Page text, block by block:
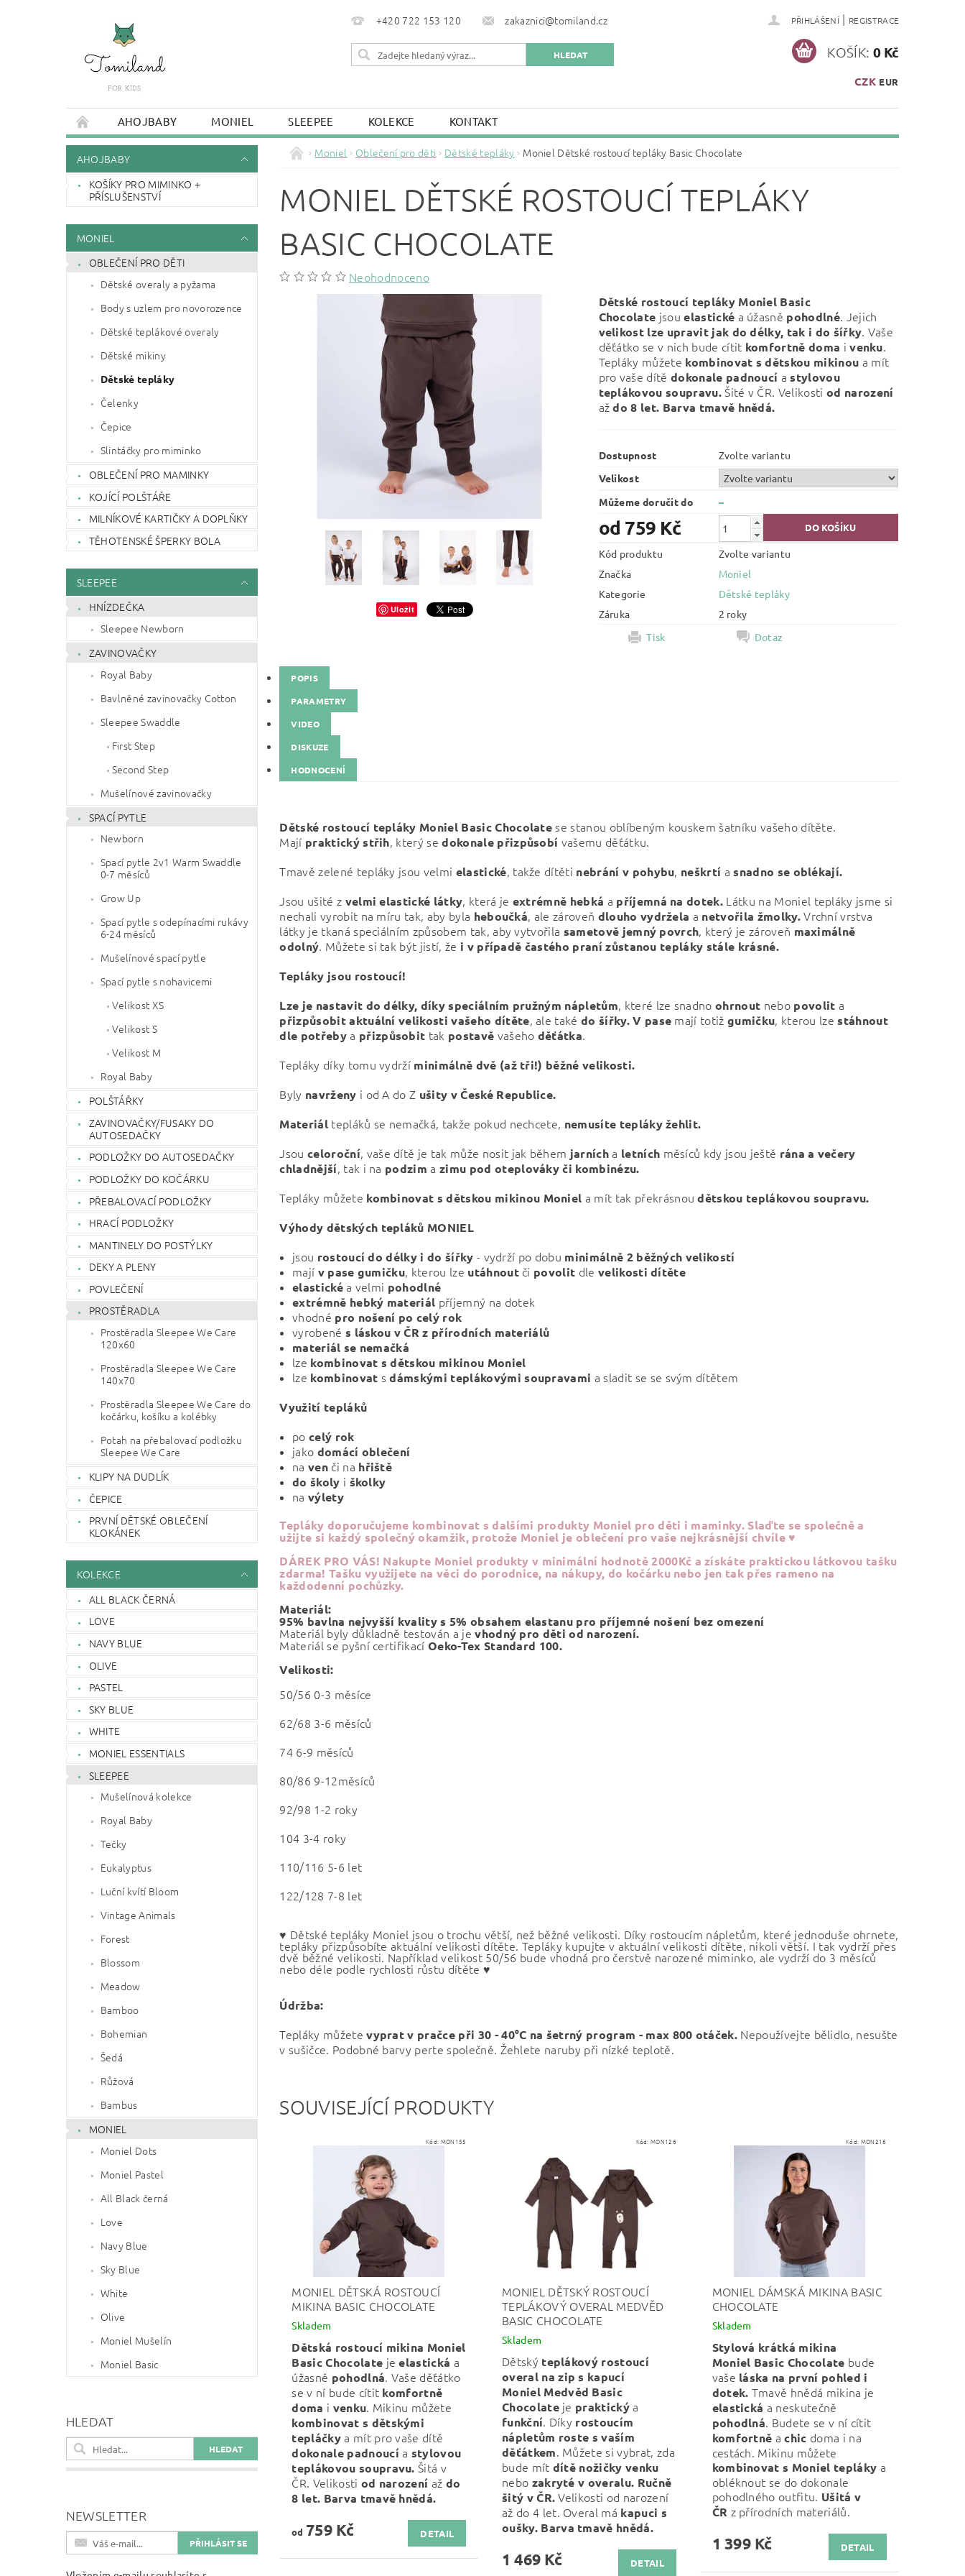
+420 722 153 120 zakaznici@tomiland.cz PŘIHLÁŠENÍ | REGISTRACE
CZK EUR
KOŠÍK: 0 Kč
AHOJBABY MONIEL SLEEPEE KOLEKCE KONTAKT
AHOJBABY
KOŠÍKY PRO MIMINKO +
PŘÍSLUŠENSTVÍ
MONIEL
OBLEČENÍ PRO DĚTI
Dětské overaly a pyžama
Body s uzlem pro novorozence
Dětské teplákové overaly
Dětské mikiny
Dětské tepláky
Čelenky
Čepice
Slintáčky pro miminko
OBLEČENÍ PRO MAMINKY
KOJÍCÍ POLŠTÁŘE
MILNÍKOVÉ KARTIČKY A DOPLŇKY
TĚHOTENSKÉ ŠPERKY BOLA
SLEEPEE
HNÍZDEČKA
Sleepee Newborn
ZAVINOVAČKY
Royal Baby
Bavlněné zavinovačky Cotton
Sleepee Swaddle
First Step
Second Step
Mušelínové zavinovačky
SPACÍ PYTLE
Newborn
Spací pytle 2v1 Warm Swaddle
0-7 měsíců
Grow Up
Spací pytle s odepínacími rukávy
6-24 měsíců
Mušelínové spací pytle
Spací pytle s nohavicemi
Velikost XS
Velikost S
Velikost M
Royal Baby
POLŠTÁŘKY
ZAVINOVAČKY/FUSAKY DO
AUTOSEDAČKY
PODLOŽKY DO AUTOSEDAČKY
PODLOŽKY DO KOČÁRKU
PŘEBALOVACÍ PODLOŽKY
HRACÍ PODLOŽKY
MANTINELY DO POSTÝLKY
DEKY A PLENY
POVLEČENÍ
PROSTĚRADLA
Prostěradla Sleepee We Care
120x60
Prostěradla Sleepee We Care
140x70
Prostěradla Sleepee We Care do
kočárku, košíku a kolébky
Potah na přebalovací podložku
Sleepee We Care
KLIPY NA DUDLÍK
ČEPICE
PRVNÍ DĚTSKÉ OBLEČENÍ
KLOKÁNEK
KOLEKCE
ALL BLACK ČERNÁ
LOVE
NAVY BLUE
OLIVE
PASTEL
SKY BLUE
WHITE
MONIEL ESSENTIALS
SLEEPEE
Mušelínová kolekce
Royal Baby
Tečky
Eukalyptus
Luční kvítí Bloom
Vintage Animals
Forest
Blossom
Meadow
Bamboo
Bohemian
Šedá
Růžová
Bambus
MONIEL
Moniel Dots
Moniel Pastel
All Black černá
Love
Navy Blue
Sky Blue
White
Olive
Moniel Mušelín
Moniel Basic
HLEDAT
NEWSLETTER
Moniel Oblečení pro děti Dětské tepláky Moniel Dětské rostoucí tepláky Basic Chocolate
MONIEL DĚTSKÉ ROSTOUCÍ TEPLÁKY
BASIC CHOCOLATE
Neohodnoceno
Uložit
Dětské rostoucí tepláky Moniel Basic
Chocolate jsouelastické a úžasně pohodlné. Jejich
velikost lze upravit jak do délky, tak i do šířky. Vaše
děťátko se v nich bude cítit komfortně doma ivenku.
Tepláky můžete kombinovat s dětskou mikinou a mít
pro vaše dítě dokonale padnoucí a stylovou
teplákovou soupravu.Šité v ČR. Velikosti od narození
aždo 8 let. Barva tmavě hnědá.
Dostupnost
Zvolte variantu
Velikost
Můžeme doručit do
–
od 759 Kč
Kód produktu
Zvolte variantu
Značka
Moniel
Kategorie
Dětské tepláky
Záruka
2 roky
Tisk
Dotaz
POPIS
PARAMETRY
VIDEO
DISKUZE
HODNOCENÍ
Dětské rostoucí tepláky Moniel BasicChocolatese stanou oblíbeným kouskem šatníku vašeho dítěte.
Mají praktický střih, který sedokonale přizpůsobí vašemu děťátku.
Tmavě zelené tepláky jsou velmi elastické, takže dítěti nebrání v pohybu, neškrtí a snadno se oblékají.
Jsou ušité z velmi elastické látky, která je extrémně hebká a příjemná na dotek. Látku na Moniel tepláky jsme si
nechali vyrobit na míru tak, aby byla heboučká, ale zároveň dlouho vydržela a netvořila žmolky. Vrchní vrstva
látky je tkaná speciálním způsobem tak, aby vytvořila sametově jemný povrch, který je zároveň maximálně
odolný. Můžete si tak být jistí, že i v případě častého praní zůstanou tepláky stále krásné.
Tepláky jsou rostoucí!
Lze je nastavit do délky, díkyspeciálním pružným nápletům, které lze snadnoohrnout nebopovolit a
přizpůsobit aktuální velikosti vašeho dítěte, ale také do šířky. V pase mají totiž gumičku, kterou lzestáhnout
dle potřebya přizpůsobit tak postavě vašeho děťátka.
Tepláky díky tomu vydrží minimálně dvě (až tři!) běžné velikosti.
Byly navrženy i od A do Z ušity v České Republice.
Materiáltepláků se nemačká, takže pokud nechcete, nemusíte tepláky žehlit.
Jsouceloroční, vaše dítě je tak může nosit jak během jarnícha letních měsíců kdy jsou ještě rána a večery
chladnější, tak i na podzim azimu pod oteplováky či kombinézu.
Tepláky můžete kombinovat s dětskou mikinou Moniel a mít tak překrásnoudětskou teplákovou soupravu.
Výhody dětských tepláků MONIEL
jsou rostoucí do délky i do šířky - vydrží po dobu minimálně 2 běžných velikostí
mají v pase gumičku, kterou lze utáhnoutči povolit dle velikosti dítěte
elastickéa velmi pohodlné
extrémně hebký materiál příjemný na dotek
vhodné pro nošení po celý rok
vyrobené s láskou v ČR z přírodních materiálů
materiál se nemačká
lze kombinovat s dětskou mikinou Moniel
lze kombinovat s dámskými teplákovými soupravami a sladit se se svým dítětem
Využití tepláků
po celý rok
jako domácí oblečení
na venči na hřiště
do školy i školky
na výlety
Tepláky doporučujeme kombinovat s dalšími produkty Moniel pro děti i maminky. Slaďte se společně a
užijte si každý společný okamžik, protože Moniel je oblečení pro vaše nejkrásnější chvíle ♥
DÁREK PRO VÁS! Nakupte Moniel produkty v minimální hodnotě 2000Kč a získáte praktickou látkovou tašku
zdarma! Tašku využijete na věci do porodnice, na nákupy, do kočárku nebo jen tak přes rameno na
každodenní pochůzky.
Materiál:
95% bavlna nejvyšší kvality s 5% obsahem elastanu pro příjemné nošení bez omezení
Materiál byly důkladně testován a je vhodný pro děti od narození.
Materiál se pyšní certifikací Oeko-Tex Standard 100.
Velikosti:
50/56 0-3 měsíce
62/68 3-6 měsíců
74 6-9 měsíců
80/86 9-12měsíců
92/98 1-2 roky
104 3-4 roky
110/116 5-6 let
122/128 7-8 let
♥ Dětské tepláky Moniel jsou o trochu větší, než běžné velikosti. Díky rostoucím nápletům, které jednoduše ohrnete,
tepláky přizpůsobíte aktuální velikosti dítěte. Tepláky kupujte v aktuální velikosti dítěte, nikoli větší. I tak vydrží přes
dvě běžné velikosti. Například velikost 50/56 bude vhodná pro čerstvě narozené miminko, ale vydrží do 3 měsíců
nebo déle podle rychlosti růstu dítěte ♥
Údržba:
Tepláky můžetevyprat v pračce při 30 - 40°C na šetrný program - max 800 otáček. Nepoužívejte bělidlo, nesušte
v sušičce. Podobné barvy perte společně. Žehlete naruby při nízké teplotě.
SOUVISEJÍCÍ PRODUKTY
Kód: MON155
MONIEL DĚTSKÁ ROSTOUCÍ
MIKINA BASIC CHOCOLATE
Skladem
Dětská rostoucí mikina Moniel
Basic Chocolate jeelastická a
úžasně pohodlná. Vaše děťátko
se v ní bude cítit komfortně
doma i venku. Mikinu můžete
kombinovat s dětskými
tepláčkya mít pro vaše dítě
dokonale padnoucí a stylovou
teplákovou soupravu. Šitá v
ČR. Velikosti od narození až do
8 let. Barva tmavě hnědá.
od 759 Kč DETAIL
Kód:MON126
MONIEL DĚTSKÝ ROSTOUCÍ
TEPLÁKOVÝ OVERAL MEDVĚD
BASIC CHOCOLATE
Skladem
Dětský teplákový rostoucí
overal na zip s kapucí
Moniel Medvěd Basic
Chocolate je praktickýa
funkční. Díky rostoucím
nápletům roste s vaším
děťátkem. Můžete si vybrat, zda
bude mít dítě nožičky venku
nebo zakryté v overalu. Ručně
šitý v ČR.Velikosti od narození
až do 4 let. Overal má kapuci s
oušky. Barva tmavě hnědá.
1 469 Kč DETAIL
Kód: MON216
MONIEL DÁMSKÁ MIKINA BASIC
CHOCOLATE
Skladem
Stylová krátká mikina
Moniel Basic Chocolate bude
vaše láska na první pohled i
dotek. Tmavě hnědá mikina je
elastická a neskutečně
pohodlná. Budete se v ní cítit
komfortně achic doma i na
cestách. Mikinu můžete
kombinovat s Moniel tepláky a
obléknout se do dokonale
pohodlného outfitu. Ušitá v
ČR z přírodních materiálů.
1 399 Kč DETAIL